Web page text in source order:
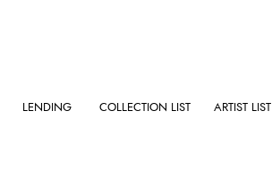
LENDING COLLECTION LIST ARTIST LIST